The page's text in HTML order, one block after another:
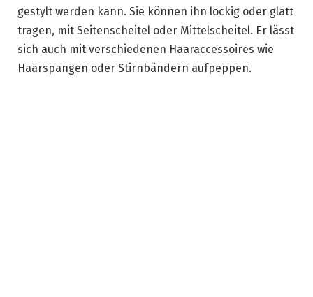
gestylt werden kann. Sie können ihn lockig oder glatt
tragen, mit Seitenscheitel oder Mittelscheitel. Er lässt
sich auch mit verschiedenen Haaraccessoires wie
Haarspangen oder Stirnbändern aufpeppen.